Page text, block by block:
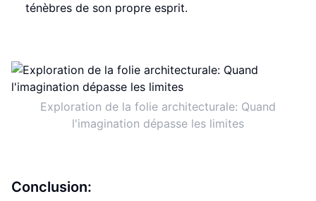
ténèbres de son propre esprit.
Exploration de la folie architecturale: Quand
l'imagination dépasse les limites
Conclusion: